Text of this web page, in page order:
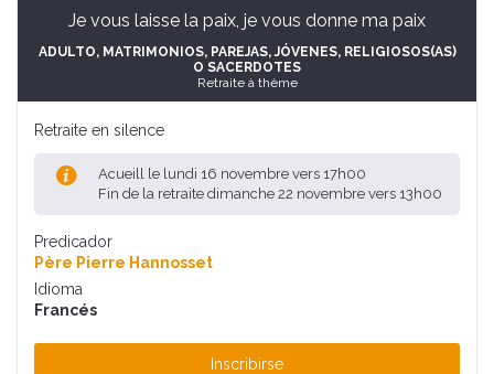
Je vous laisse la paix, je vous donne ma paix
ADULTO, MATRIMONIOS, PAREJAS, JÓVENES, RELIGIOSOS(AS)
O SACERDOTES
Retraite à thème
Retraite en silence
Acueill le lundi 16 novembre vers 17h00
Fin de la retraite dimanche 22 novembre vers 13h00
Predicador
Père Pierre Hannosset
Idioma
Francés
Inscribirse